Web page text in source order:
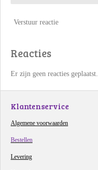
Verstuur reactie
Reacties
Er zijn geen reacties geplaatst.
Klantenservice
Algemene voorwaarden
Bestellen
Levering